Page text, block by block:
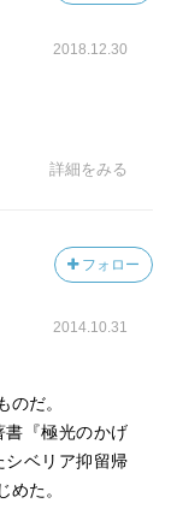
2018.12.30
詳細をみる
フォロー
2014.10.31
だ。
『極光のかげ
シベリア抑留帰
めた。